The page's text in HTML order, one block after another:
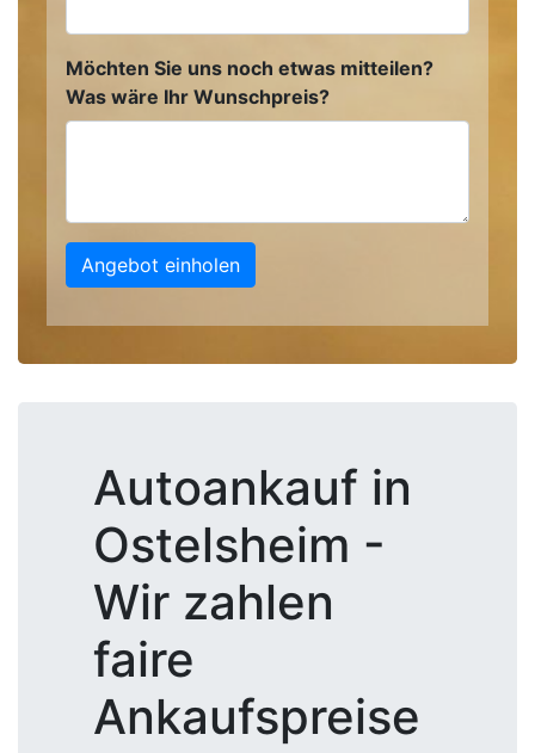
Möchten Sie uns noch etwas mitteilen?
Was wäre Ihr Wunschpreis?
Angebot einholen
Autoankauf in
Ostelsheim -
Wir zahlen
faire
Ankaufspreise